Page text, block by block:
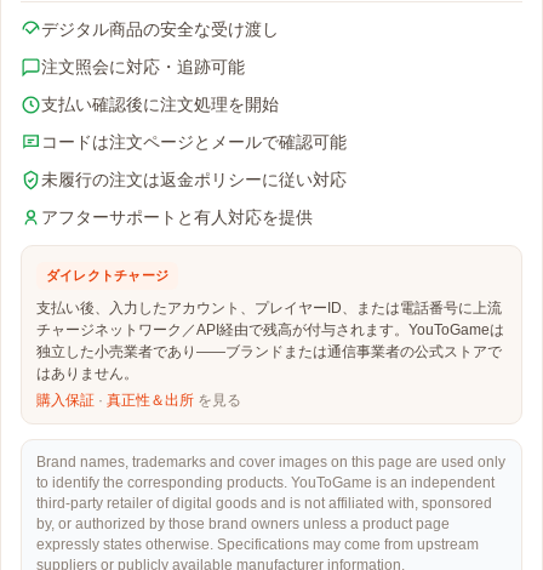
デジタル商品の安全な受け渡し
注文照会に対応・追跡可能
支払い確認後に注文処理を開始
コードは注文ページとメールで確認可能
未履行の注文は返金ポリシーに従い対応
アフターサポートと有人対応を提供
ダイレクトチャージ
支払い後、入力したアカウント、プレイヤーID、または電話番号に上流
チャージネットワーク／API経由で残高が付与されます。YouToGameは
独立した小売業者であり——ブランドまたは通信事業者の公式ストアで
はありません。
購入保証 · 真正性＆出所 を見る
Brand names, trademarks and cover images on this page are used only
to identify the corresponding products. YouToGame is an independent
third-party retailer of digital goods and is not affiliated with, sponsored
by, or authorized by those brand owners unless a product page
expressly states otherwise. Specifications may come from upstream
suppliers or publicly available manufacturer information.